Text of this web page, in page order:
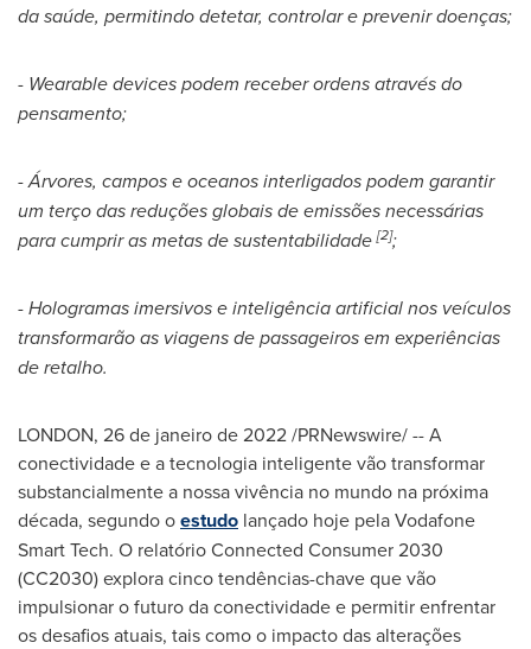
da saúde, permitindo detetar, controlar e prevenir doenças;
- Wearable devices podem receber ordens através do
pensamento;
-Árvores, campos e oceanos interligados podem garantir
um terço das reduções globais de emissões necessárias
para cumprir as metas de sustentabilidade[2];
-Hologramas imersivos e inteligência artificial nos veículos
transformarão as viagens de passageiros em experiências
de retalho.
LONDON, 26 de janeiro de 2022 /PRNewswire/ -- A
conectividade e a tecnologia inteligente vão transformar
substancialmente a nossa vivência no mundo na próxima
década, segundo oestudo lançado hoje pela Vodafone
Smart Tech. O relatório Connected Consumer 2030
(CC2030) explora cinco tendências-chave que vão
impulsionar o futuro da conectividade e permitir enfrentar
os desafios atuais, tais como o impacto das alterações